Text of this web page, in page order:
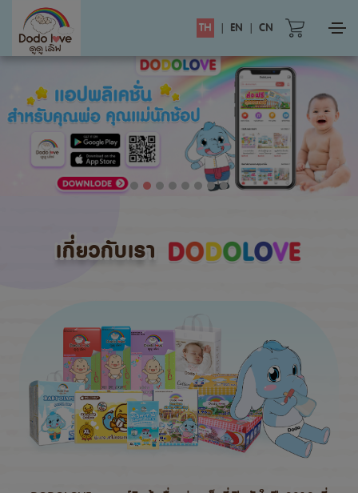
TH | EN | CN
เกี่ยวกับเรา